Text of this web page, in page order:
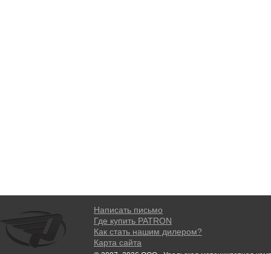
Написать письмо
Где купить PATRON
Как стать нашим дилером?
Карта сайта